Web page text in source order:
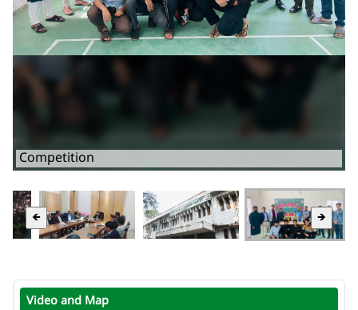
Competition
🡸 🡺
Video and Map